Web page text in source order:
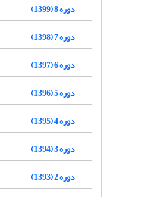
دوره 8 (1399)
دوره 7 (1398)
دوره 6 (1397)
دوره 5 (1396)
دوره 4 (1395)
دوره 3 (1394)
دوره 2 (1393)